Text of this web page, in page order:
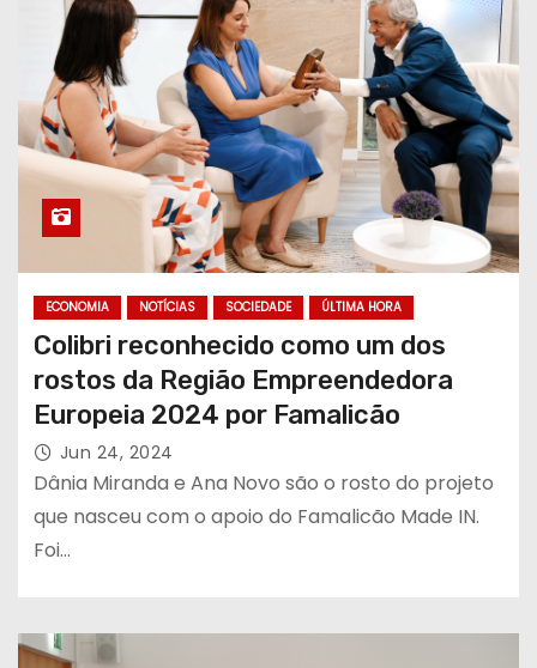
ECONOMIA NOTÍCIAS SOCIEDADE ÚLTIMA HORA
Colibri reconhecido como um dos
rostos da Região Empreendedora
Europeia 2024 por Famalicão
Jun 24, 2024
Dânia Miranda e Ana Novo são o rosto do projeto
que nasceu com o apoio do Famalicão Made IN.
Foi…